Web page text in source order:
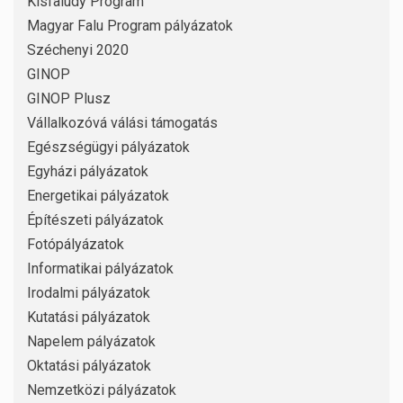
Magyar Falu Program pályázatok
Széchenyi 2020
GINOP
GINOP Plusz
Vállalkozóvá válási támogatás
Egészségügyi pályázatok
Egyházi pályázatok
Energetikai pályázatok
Építészeti pályázatok
Fotópályázatok
Informatikai pályázatok
Irodalmi pályázatok
Kutatási pályázatok
Napelem pályázatok
Oktatási pályázatok
Nemzetközi pályázatok